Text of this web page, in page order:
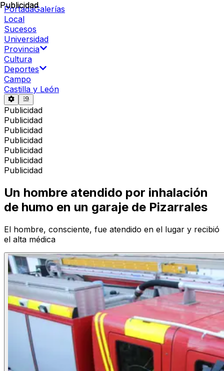
PortadaGalerías
Local
Sucesos
Universidad
Provincia
Cultura
Deportes
Campo
Castilla y León
Publicidad
Publicidad
Publicidad
Publicidad
Publicidad
Publicidad
Publicidad
Publicidad
Un hombre atendido por inhalación
de humo en un garaje de Pizarrales
El hombre, consciente, fue atendido en el lugar y recibió
el alta médica
Publicidad